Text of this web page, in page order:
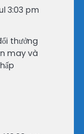
3:03 pm
thưởng
may và